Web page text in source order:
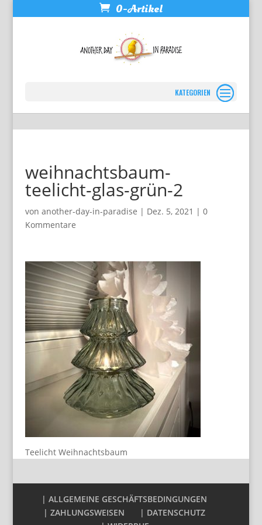
0-Artikel
weihnachtsbaum-
teelicht-glas-grün-2
von another-day-in-paradise | Dez. 5, 2021 | 0
Kommentare
Teelicht Weihnachtsbaum
| ALLGEMEINE GESCHÄFTSBEDINGUNGEN
| ZAHLUNGSWEISEN
| DATENSCHUTZ